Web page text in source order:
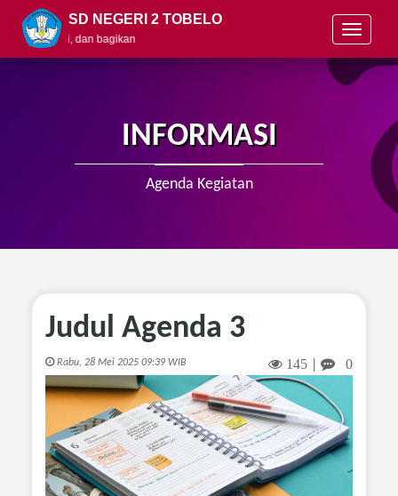
T
o
g
n
SD NEGERI 2 TOBELO
pelajari, dan bagikan
INFORMASI
Agenda Kegiatan
Judul Agenda 3
Rabu, 28 Mei 2025 09:39 WIB 145 | 0